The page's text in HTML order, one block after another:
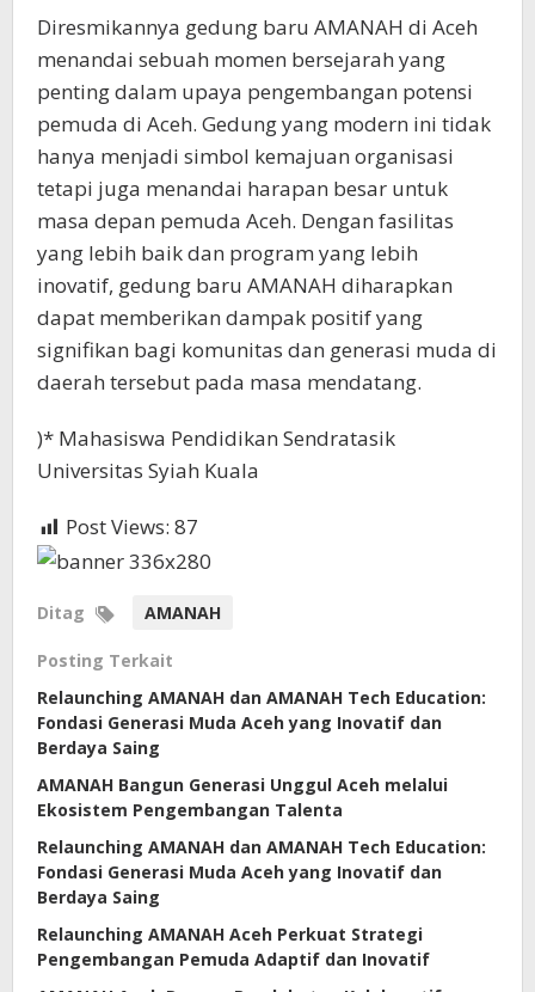
Diresmikannya gedung baru AMANAH di Aceh
menandai sebuah momen bersejarah yang
penting dalam upaya pengembangan potensi
pemuda di Aceh. Gedung yang modern ini tidak
hanya menjadi simbol kemajuan organisasi
tetapi juga menandai harapan besar untuk
masa depan pemuda Aceh. Dengan fasilitas
yang lebih baik dan program yang lebih
inovatif, gedung baru AMANAH diharapkan
dapat memberikan dampak positif yang
signifikan bagi komunitas dan generasi muda di
daerah tersebut pada masa mendatang.
)* Mahasiswa Pendidikan Sendratasik
Universitas Syiah Kuala
Post Views: 87
Ditag AMANAH
Posting Terkait
Relaunching AMANAH dan AMANAH Tech Education:
Fondasi Generasi Muda Aceh yang Inovatif dan
Berdaya Saing
AMANAH Bangun Generasi Unggul Aceh melalui
Ekosistem Pengembangan Talenta
Relaunching AMANAH dan AMANAH Tech Education:
Fondasi Generasi Muda Aceh yang Inovatif dan
Berdaya Saing
Relaunching AMANAH Aceh Perkuat Strategi
Pengembangan Pemuda Adaptif dan Inovatif